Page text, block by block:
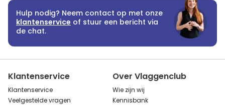
Hulp nodig? Neem contact op met onze
klantenservice of stuur een bericht via
de chat.
Klantenservice
Klantenservice
Veelgestelde vragen
Over Vlaggenclub
Wie zijn wij
Kennisbank